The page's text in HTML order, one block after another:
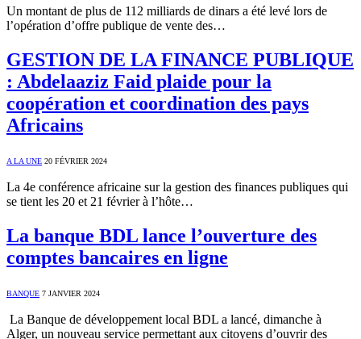
Un montant de plus de 112 milliards de dinars a été levé lors de
l’opération d’offre publique de vente des…
GESTION DE LA FINANCE PUBLIQUE
: Abdelaaziz Faid plaide pour la
coopération et coordination des pays
Africains
A LA UNE 20 FÉVRIER 2024
La 4e conférence africaine sur la gestion des finances publiques qui
se tient les 20 et 21 février à l’hôte…
La banque BDL lance l’ouverture des
comptes bancaires en ligne
BANQUE 7 JANVIER 2024
La Banque de développement local BDL a lancé, dimanche à
Alger, un nouveau service permettant aux citoyens d’ouvrir des